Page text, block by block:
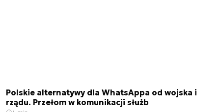
Polskie alternatywy dla WhatsAppa od wojska i
rządu. Przełom w komunikacji służb